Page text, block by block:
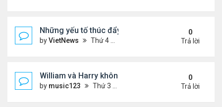
Những yếu tố thúc đẩy Thái Lan - Campuchia
byVietNews Thứ 4 Tháng 7 30, 2025 5:43 pm
0
Trả lời
William và Harry không thừa kế nơi mẹ yên nghỉ!
by music123 Thứ 3 Tháng 7 29, 2025 5:03 pm
0
Trả lời